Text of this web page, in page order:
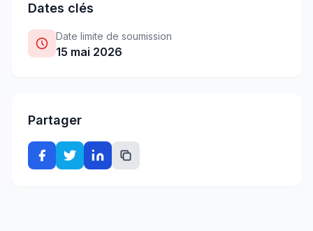
Dates clés
Date limite de soumission
15 mai 2026
Partager